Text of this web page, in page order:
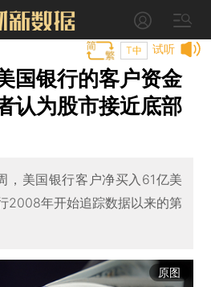
试听
T中
国银行的客户资金
认为股市接近底部
，美国银行客户净买入61亿美
2008年开始追踪数据以来的第
原图